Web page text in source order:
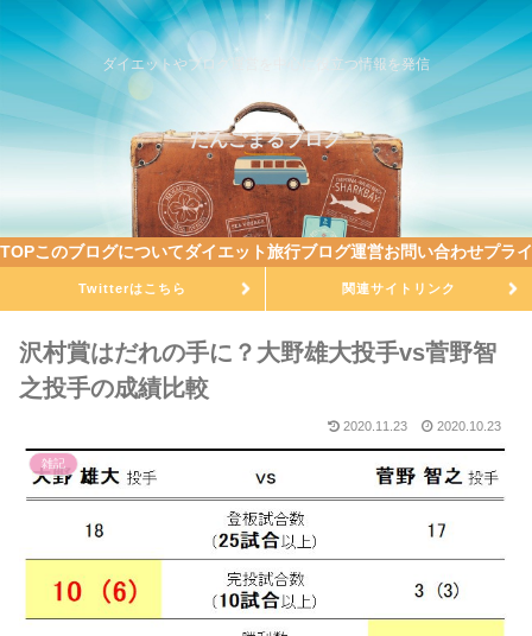
ダイエットやブログ運営を中心に役立つ情報を発信
だんごまるブログ
TOPこのブログについてダイエット旅行ブログ運営お問い合わせプラ
Twitterはこちら 関連サイトリンク
沢村賞はだれの手に？大野雄大投手vs菅野智
之投手の成績比較
2020.11.23 2020.10.23
雑記